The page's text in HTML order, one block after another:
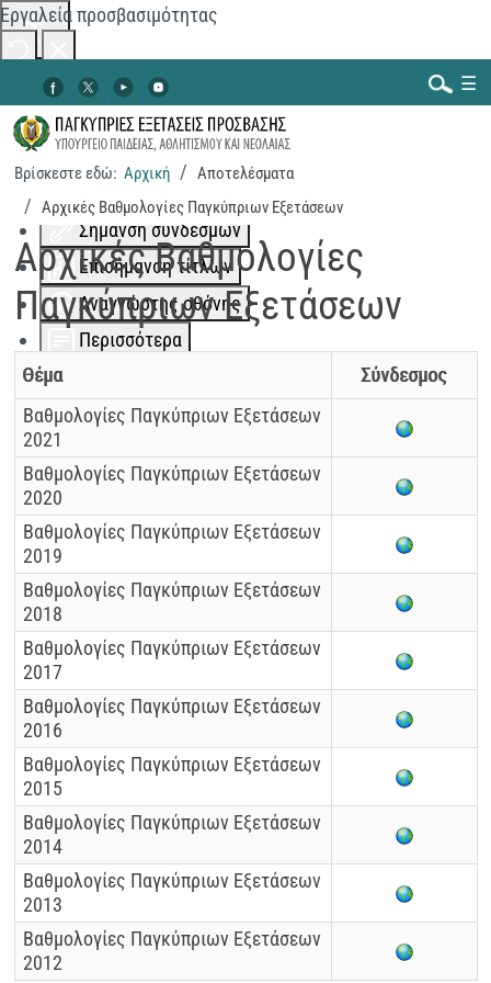
Εργαλεία προσβασιμότητας
Αλλαγή χρωμάτων
Μονόχρωμο
Χαμηλή αντίθεση
Σήμανση συνδέσμων
Επισήμανση τίτλων
Αναγνώστης οθόνης
Περισσότερα
Κλιμάκωση περιεχομένου
Διάστημα γραμμής100%
Απόσταση γραμμάτων
Αναζήτηση...
☰
Βρίσκεστε εδώ: Αρχική
Αποτελέσματα
Αρχικές Βαθμολογίες Παγκύπριων Εξετάσεων
Αρχικές Βαθμολογίες
Παγκύπριων Εξετάσεων
Θέμα
Σύνδεσμος
Βαθμολογίες Παγκύπριων Εξετάσεων
2021
Βαθμολογίες Παγκύπριων Εξετάσεων
2020
Βαθμολογίες Παγκύπριων Εξετάσεων
2019
Βαθμολογίες Παγκύπριων Εξετάσεων
2018
Βαθμολογίες Παγκύπριων Εξετάσεων
2017
Βαθμολογίες Παγκύπριων Εξετάσεων
2016
Βαθμολογίες Παγκύπριων Εξετάσεων
2015
Βαθμολογίες Παγκύπριων Εξετάσεων
2014
Βαθμολογίες Παγκύπριων Εξετάσεων
2013
Βαθμολογίες Παγκύπριων Εξετάσεων
2012